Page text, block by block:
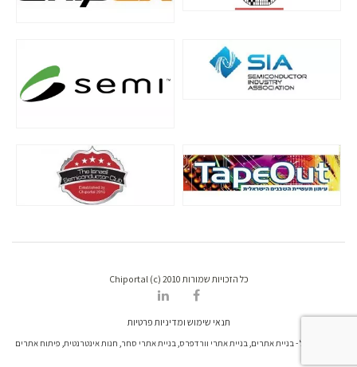
כל הזכויות שמורות Chiportal (c) 2010
תנאי שימוש ומדיניות פרטיות
דרונט דיגיטל - בניית אתרים, בניית אתרי וורדפרס, בניית אתרי סחר, חנות אינטרנטית, פיתוח אתרים